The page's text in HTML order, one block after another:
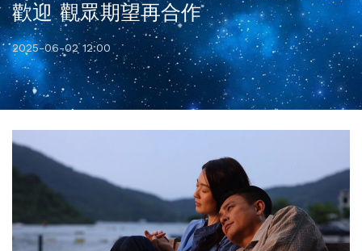
歡迎 觀眾期望再合作
2025-06-02 12:00